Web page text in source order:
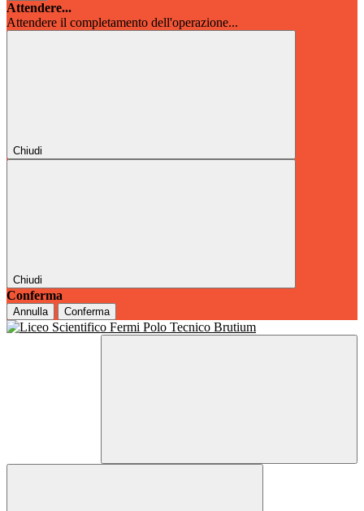
Attendere...
Attendere il completamento dell'operazione...
Chiudi
Chiudi
Conferma
Annulla Conferma